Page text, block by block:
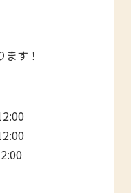
す！